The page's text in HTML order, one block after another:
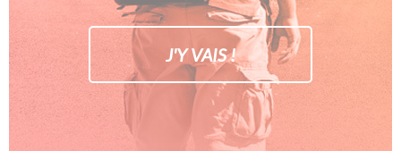
J'Y VAIS !